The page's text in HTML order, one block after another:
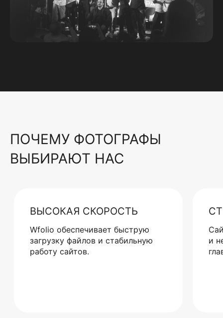
ПОЧЕМУ ФОТОГРАФЫ
ВЫБИРАЮТ НАС
ВЫСОКАЯ СКОРОСТЬ
Wfolio обеспечивает быструю
загрузку файлов и стабильную
работу сайтов.
и